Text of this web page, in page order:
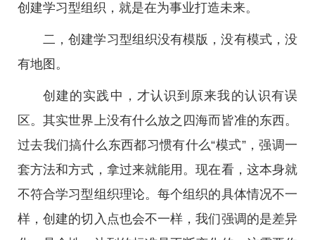
创建学习型组织，就是在为事业打造未来。
二，创建学习型组织没有模版，没有模式，没
有地图。
创建的实践中，才认识到原来我的认识有误
区。其实世界上没有什么放之四海而皆准的东西。
过去我们搞什么东西都习惯有什么“模式”，强调一
套方法和方式，拿过来就能用。现在看，这本身就
不符合学习型组织理论。每个组织的具体情况不一
样，创建的切入点也会不一样，我们强调的是差异